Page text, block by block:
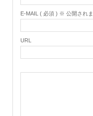
E-MAIL ( 必須 ) ※ 公開され
URL